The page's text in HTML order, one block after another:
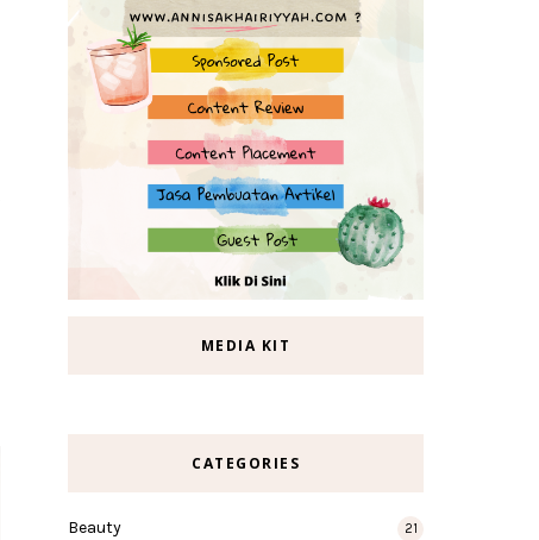
MEDIA KIT
CATEGORIES
Beauty 21